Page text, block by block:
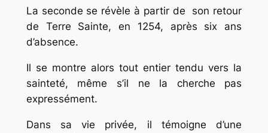
La seconde se révèle à partir de son retour
de Terre Sainte, en 1254, après six ans
d’absence.
Il se montre alors tout entier tendu vers la
sainteté, même s’il ne la cherche pas
expressément.
Dans sa vie privée, il témoigne d’une